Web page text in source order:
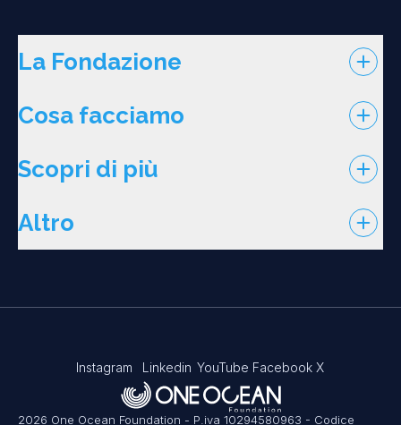
La Fondazione
Cosa facciamo
Scopri di più
Altro
2026 One Ocean Foundation - P.iva 10294580963 - Codice
Instagram Linkedin YouTube Facebook X